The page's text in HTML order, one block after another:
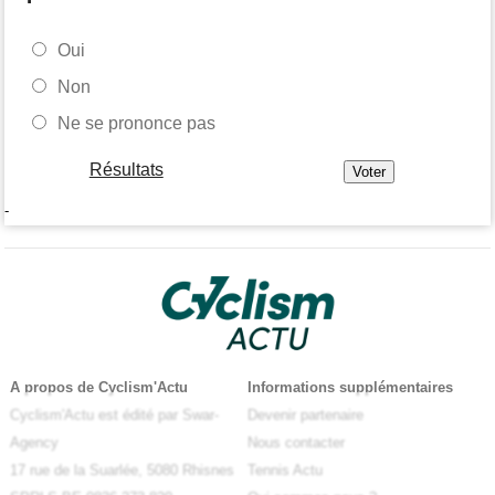
Oui
Non
Ne se prononce pas
Résultats
-
A propos de Cyclism'Actu
Cyclism'Actu est édité par Swar-
Agency
17 rue de la Suarlée, 5080 Rhisnes
Informations supplémentaires
Devenir partenaire
Nous contacter
Tennis Actu